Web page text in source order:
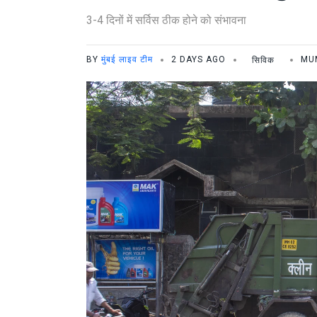
3-4 दिनों में सर्विस ठीक होने को संभावना
BY मुंबई लाइव टीम 2 DAYS AGO सिविक